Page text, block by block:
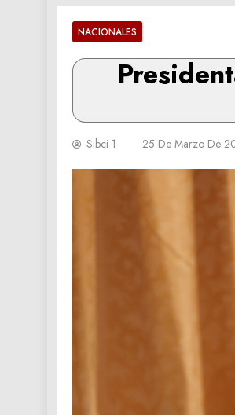
NACIONALES
Sibci 1 25 De Marzo De